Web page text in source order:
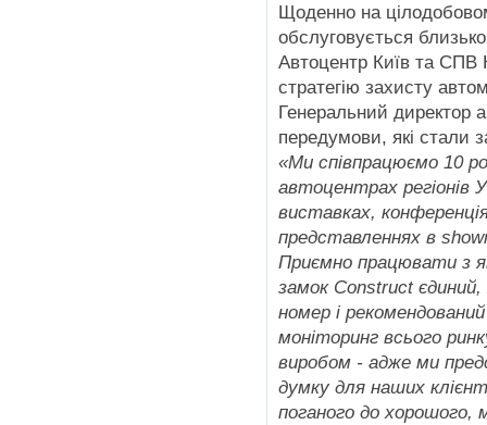
Щоденно на
обслуговується
Автоцентр Київ та СПВ
стратегію захисту
Генеральний директор
передумови, які стали
«Ми співпрацюємо 10
автоцентрах регіонів
виставках,
представленнях в
Приємно працювати з
замок Construct
номер і
моніторинг всього
виробом - адже ми
думку для наших
поганого до хорошого,